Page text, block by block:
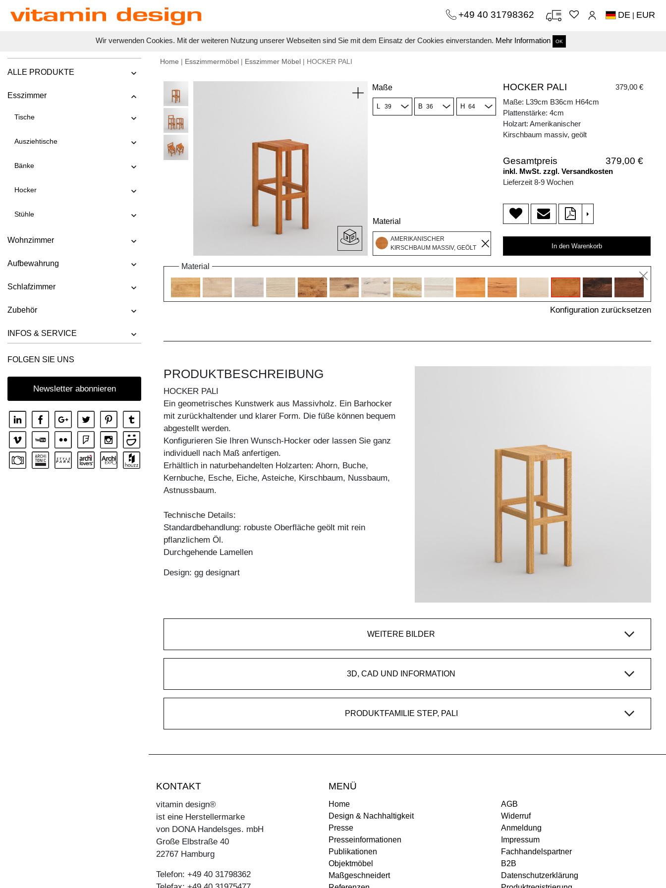
Wir verwenden Cookies. Mit der weiteren Nutzung unserer Webseiten sind Sie mit dem Einsatz der Cookies einverstanden. Mehr Information OK
+49 40 31798362 DE | EUR
ALLE PRODUKTE
Esszimmer
Tische
Ausziehtische
Bänke
Hocker
Stühle
Wohnzimmer
Aufbewahrung
Schlafzimmer
Zubehör
INFOS & SERVICE
FOLGEN SIE UNS
Newsletter abonnieren
Home | Esszimmermöbel | Esszimmer Möbel | HOCKER PALI
Maße
L B H
Material
AMERIKANISCHER
KIRSCHBAUM MASSIV, GEÖLT
HOCKER PALI
379,00 €
Maße: L39cm B36cm H64cm
Plattenstärke: 4cm
Holzart: Amerikanischer
Kirschbaum massiv, geölt
Gesamtpreis 379,00 €
inkl. MwSt. zzgl. Versandkosten
Lieferzeit 8-9 Wochen
>
In den Warenkorb
Material
Konfiguration zurücksetzen
PRODUKTBESCHREIBUNG
HOCKER PALI
Ein geometrisches Kunstwerk aus Massivholz. Ein Barhocker
mit zurückhaltender und klarer Form. Die füße können bequem
abgestellt werden.
Konfigurieren Sie Ihren Wunsch-Hocker oder lassen Sie ganz
individuell nach Maß anfertigen.
Erhältlich in naturbehandelten Holzarten: Ahorn, Buche,
Kernbuche, Esche, Eiche, Asteiche, Kirschbaum, Nussbaum,
Astnussbaum.
Technische Details:
Standardbehandlung: robuste Oberfläche geölt mit rein
pflanzlichem Öl.
Durchgehende Lamellen
Design: gg designart
WEITERE BILDER
3D, CAD UND INFORMATION
PRODUKTFAMILIE STEP, PALI
KONTAKT
vitamin design®
ist eine Herstellermarke
von DONA Handelsges. mbH
Große Elbstraße 40
22767 Hamburg
Telefon: +49 40 31798362
MENÜ
Home
Design & Nachhaltigkeit
Presse
Presseinformationen
Publikationen
Objektmöbel
Maßgeschneidert
AGB
Widerruf
Anmeldung
Impressum
Fachhandelspartner
B2B
Datenschutzerklärung